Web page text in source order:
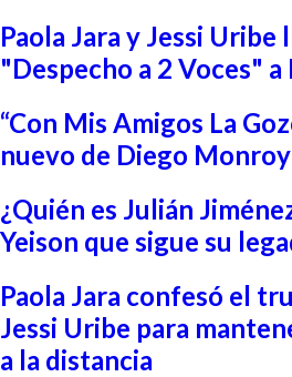
Paola Jara y Jessi Uribe
"Despecho a 2 Voces"
“Con Mis Amigos La
nuevo de Diego Monroy
¿Quién es Julián
Yeison que sigue su
Paola Jara confesó el
Jessi Uribe para
a la distancia